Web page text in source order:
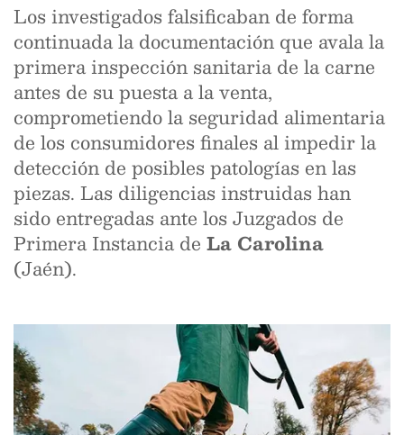
Los investigados falsificaban de forma
continuada la documentación que avala la
primera inspección sanitaria de la carne
antes de su puesta a la venta,
comprometiendo la seguridad alimentaria
de los consumidores finales al impedir la
detección de posibles patologías en las
piezas. Las diligencias instruidas han
sido entregadas ante los Juzgados de
Primera Instancia de La Carolina
(Jaén).